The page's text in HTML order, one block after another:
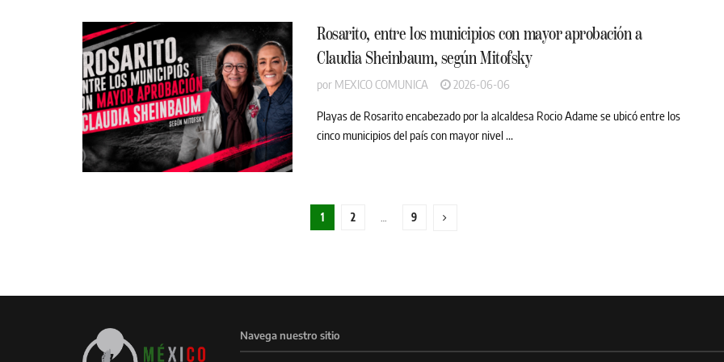
Rosarito, entre los municipios con mayor aprobación a
Claudia Sheinbaum, según Mitofsky
por MEXICO COMUNICA 2026-06-06
Playas de Rosarito encabezado por la alcaldesa Rocio Adame se ubicó entre los
cinco municipios del país con mayor nivel ...
1 2 9
Navega nuestro sitio